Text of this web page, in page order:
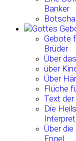
Banker
Gebote
Brüder
Über
über
Über
Flüche
Text der
Die
Über
Engel